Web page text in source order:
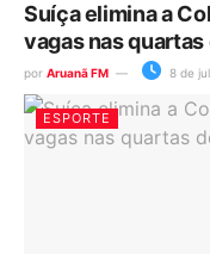
Suíça elimina a
vagas nas
por Aruanã FM 8 de
ESPORTE